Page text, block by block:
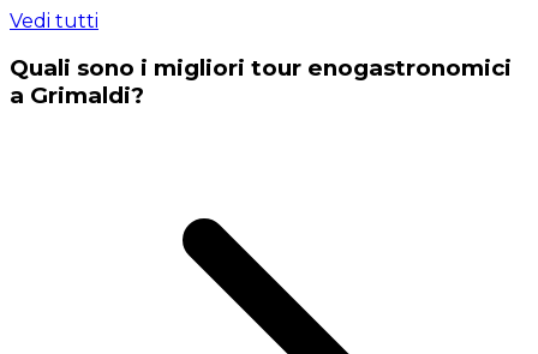
Vedi tutti
Quali sono i migliori tour enogastronomici
a Grimaldi?